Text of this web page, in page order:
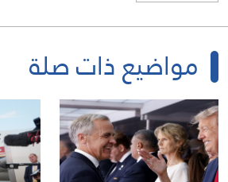
مواضيع ذات صلة